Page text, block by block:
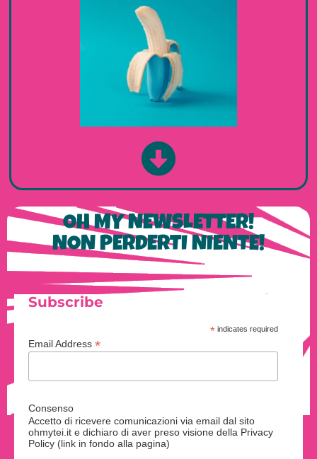
OH MY NEWSLETTER!
NON PERDERTI NIENTE!
Subscribe
* indicates required
Email Address *
Consenso
Accetto di ricevere comunicazioni via email dal sito
ohmytei.it e dichiaro di aver preso visione della Privacy
Policy (link in fondo alla pagina)